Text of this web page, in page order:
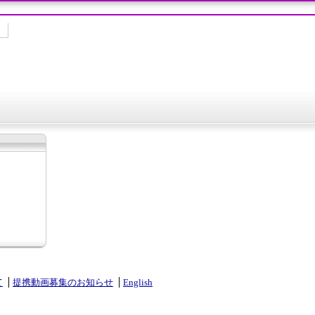
提携動画募集のお知らせ English